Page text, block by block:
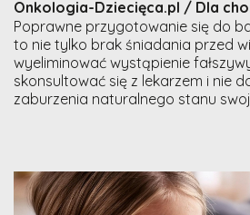
Onkologia-Dziecięca.pl / Dla
Poprawne przygotowanie się do
to nie tylko brak śniadania przed
wyeliminować wystąpienie
skonsultować się z lekarzem i nie
zaburzenia naturalnego stanu